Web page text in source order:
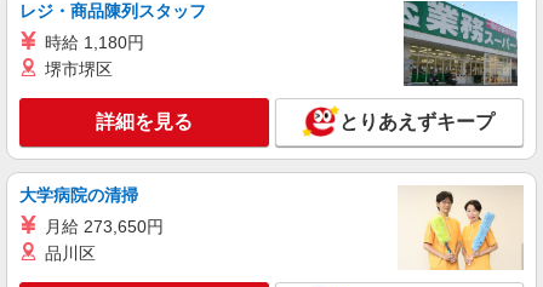
キープ 詳細を見る
アルバイト パート
株式会社トービ
オフィスビルの清掃スタッフ
時給1,350円
東京都港区内の大手オフィスビル
詳細を見る
レジ・商品陳列スタッフ
時給 1,180円
堺市堺区
詳細を見る とりあえずキープ
大学病院の清掃
月給 273,650円
品川区